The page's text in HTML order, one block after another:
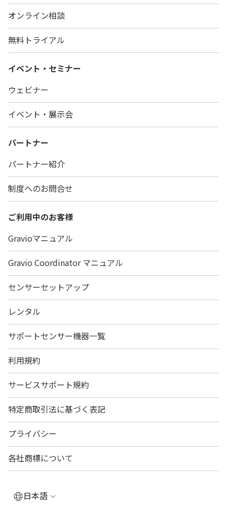
オンライン相談
無料トライアル
イベント・セミナー
ウェビナー
イベント・展示会
パートナー
パートナー紹介
制度へのお問合せ
ご利用中のお客様
Gravioマニュアル
Gravio Coordinator マニュアル
センサーセットアップ
レンタル
サポートセンサー機器一覧
利用規約
サービスサポート規約
特定商取引法に基づく表記
プライバシー
各社商標について
日本語